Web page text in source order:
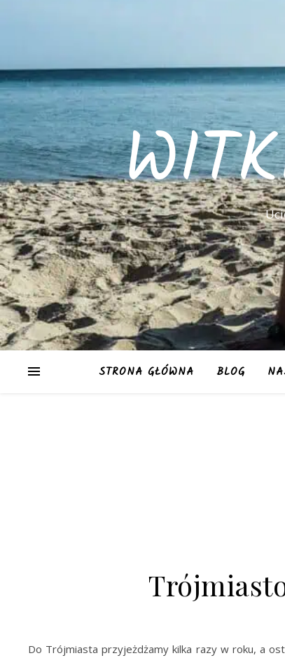
STRONA GŁÓWNA BLOG
Do Trójmiasta przyjeżdżamy kilka razy w roku, a